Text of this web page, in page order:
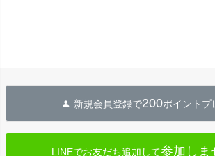
新規会員登録で200ポイントプ
LINEでお友だち追加して参加しま